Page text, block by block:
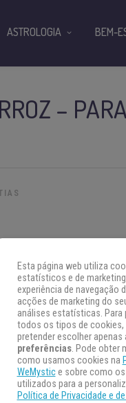
–
ASTROLOGIA BEM-
Esta página web utiliza
estatísticos e de
experiência de navegação
acções de marketing do
análises estatísticas. Para
todos os tipos de cookies,
pretender escolher apenas
preferências. Pode obter
como usamos cookies na
WeMystice sobre como
utilizados para a
Política de Privacidade e